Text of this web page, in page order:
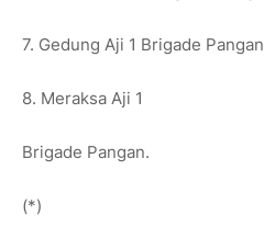
7.⁠ ⁠Gedung Aji 1 Brigade Pangan
8.⁠ ⁠Meraksa Aji 1
Brigade Pangan.
(*)